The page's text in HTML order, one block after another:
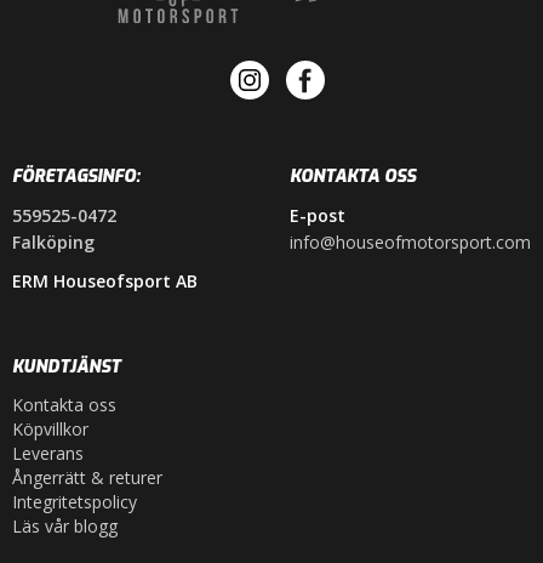
FÖRETAGSINFO:
559525-0472
Falköping
ERM Houseofsport AB
KONTAKTA OSS
E-post
info@houseofmotorsport.com
KUNDTJÄNST
Kontakta oss
Köpvillkor
Leverans
Ångerrätt & returer
Integritetspolicy
Läs vår blogg